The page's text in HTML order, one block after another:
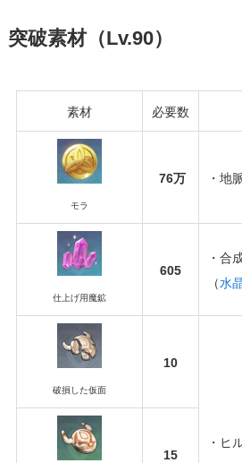
突破素材（Lv.90）
素材 必要数
モラ
76万 ・地
仕上げ用魔鉱
605
・合
（水
破損した仮面
10
・ヒ
15